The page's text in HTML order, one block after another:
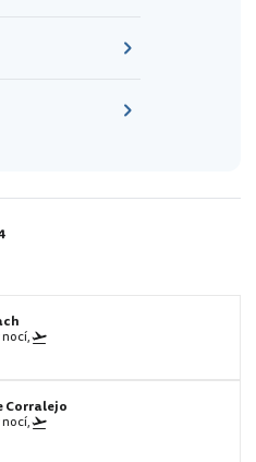
nocí,
Corralejo
nocí,